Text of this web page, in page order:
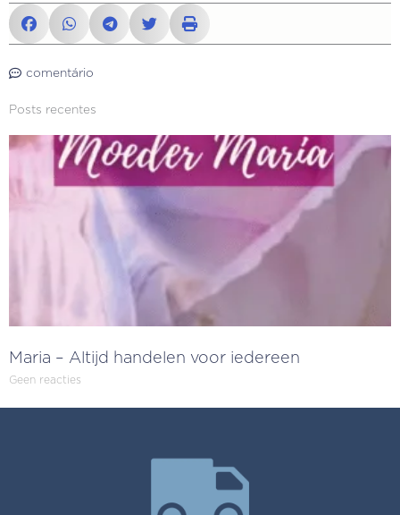
comentário
Posts recentes
Maria – Altijd handelen voor iedereen
Geen reacties